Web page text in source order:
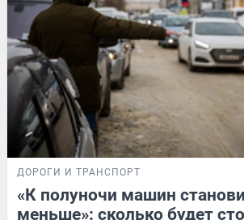
ДОРОГИ И ТРАНСПОРТ
«К полуночи машин
меньше»: сколько будет